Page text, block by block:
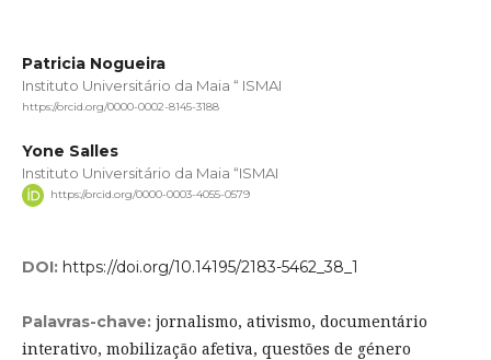
Patricia Nogueira
Instituto Universitário da Maia “ ISMAI
https://orcid.org/0000-0002-8145-3188
Yone Salles
Instituto Universitário da Maia “ISMAI
https://orcid.org/0000-0003-4055-0579
DOI: https://doi.org/10.14195/2183-5462_38_1
Palavras-chave: jornalismo, ativismo, documentário
interativo, mobilização afetiva, questões de género